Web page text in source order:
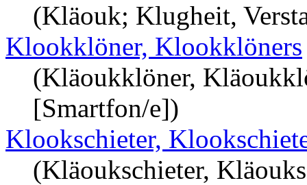
(Kläouk; Klugheit,
Klookklöner, Klookklöners
(Kläoukklöner,
[Smartfon/e])
Klookschieter,
(Kläoukschieter,